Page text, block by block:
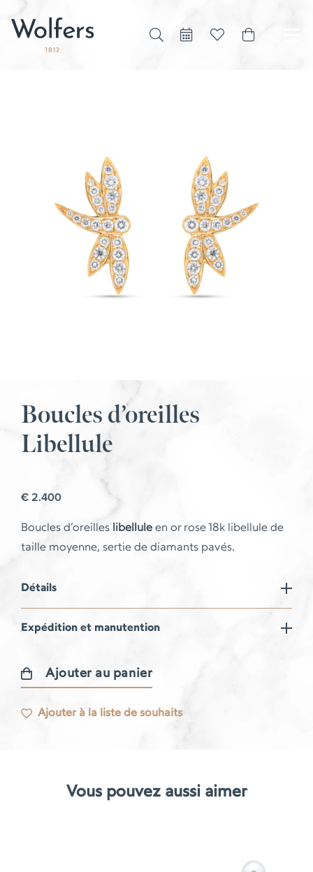
Boucles d’oreilles
Libellule
€2.400
Boucles d’oreilles libellule en or rose 18k libellule de
taille moyenne, sertie de diamants pavés.
Détails
Expédition et manutention
quantité
de
Ajouter au panier
Ajouter à la liste de souhaits
Vous pouvez aussi aimer